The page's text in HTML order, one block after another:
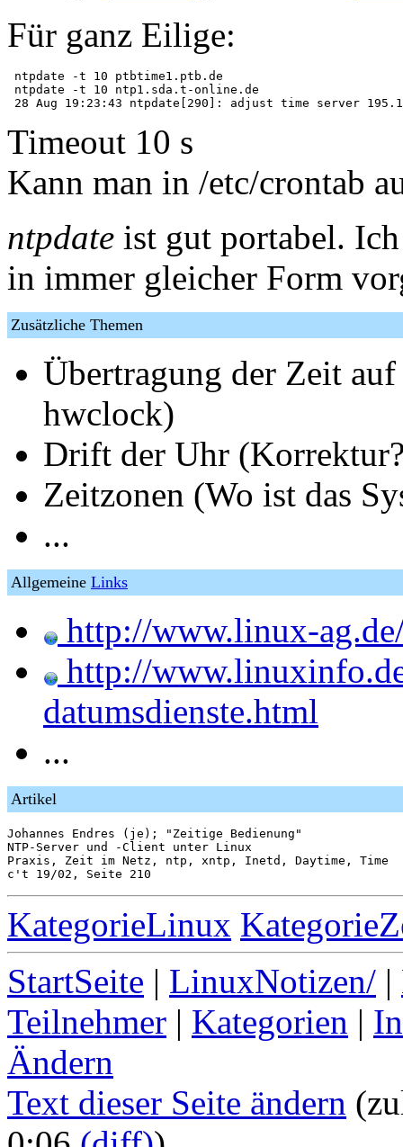
Für ganz Eilige:
ntpdate -t 10 ptbtime1.ptb.de
ntpdate -t 10 ntp1.sda.t-online.de
Timeout 10 s
Kann man in /etc/crontab
ntpdate ist gut portabel.
in immer gleicher Form
Zusätzliche Themen
Übertragung der Zeit
hwclock)
Drift der Uhr
Zeitzonen (Wo ist das
...
Allgemeine Links
http://www.linux-
http://
datumsdienste.html
...
Artikel
Johannes Endres (je); "Zeitige Bedienung"
NTP-Server und -Client unter Linux
Praxis, Zeit im Netz, ntp, xntp, Inetd, Daytime, Time
KategorieLinux
StartSeite | LinuxNotizen/ |
Teilnehmer | Kategorien |
Ändern
Text dieser Seite ändern